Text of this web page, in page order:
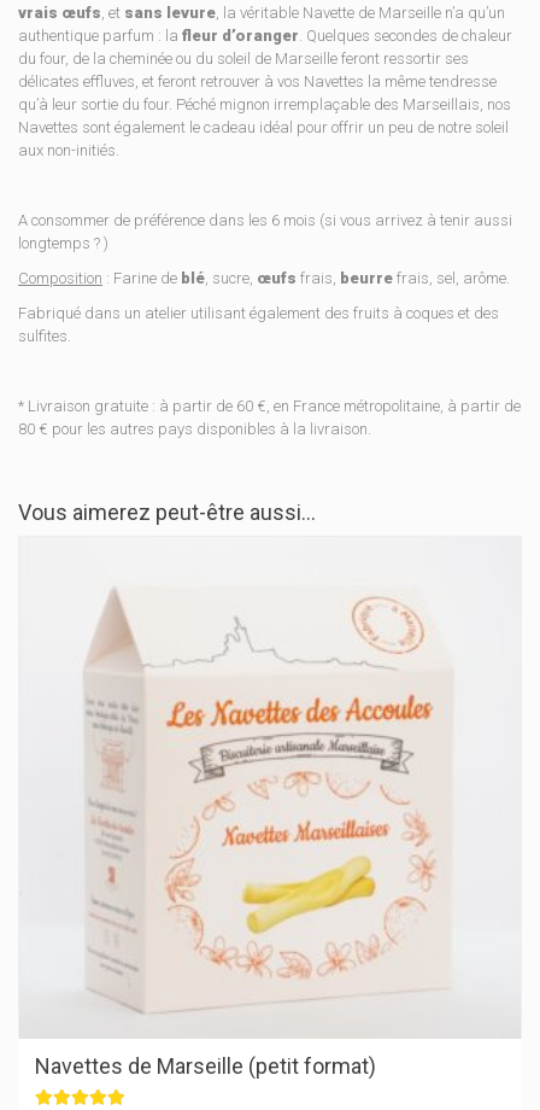
vrais œufs , et sans levure , la véritable Navette de Marseille n’a qu’un
authentique parfum : la fleur d’oranger . Quelques secondes de chaleur
du four, de la cheminée ou du soleil de Marseille feront ressortir ses
délicates effluves, et feront retrouver à vos Navettes la même tendresse
qu’à leur sortie du four. Péché mignon irremplaçable des Marseillais, nos
Navettes sont également le cadeau idéal pour offrir un peu de notre soleil
aux non-initiés.
A consommer de préférence dans les 6 mois (si vous arrivez à tenir aussi
longtemps ? )
Composition : Farine de blé , sucre, œufs frais, beurre frais, sel, arôme.
Fabriqué dans un atelier utilisant également des fruits à coques et des
sulfites.
* Livraison gratuite : à partir de 60 €, en France métropolitaine, à partir de
80 € pour les autres pays disponibles à la livraison.
Vous aimerez peut-être aussi…
Navettes de Marseille (petit format)